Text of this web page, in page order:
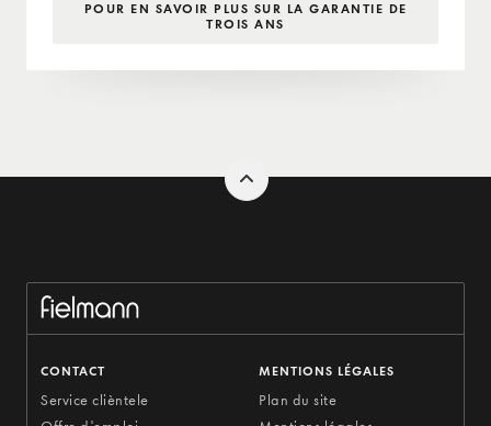
POUR EN SAVOIR PLUS SUR LA GARANTIE DE
TROIS ANS
CONTACT
Service clièntele
MENTIONS LÉGALES
Plan du site